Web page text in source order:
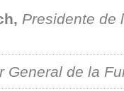
Presidente de
General de la